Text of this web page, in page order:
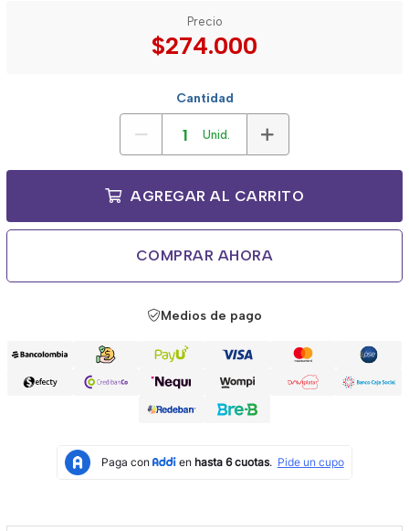
Precio
$274.000
Cantidad
Unid.
AGREGAR AL CARRITO
COMPRAR AHORA
Medios de pago